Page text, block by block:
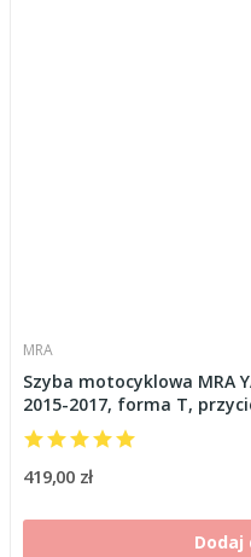
MRA
Szyba motocyklowa MRA
2015-2017, forma T,
419,00 zł
Dodaj